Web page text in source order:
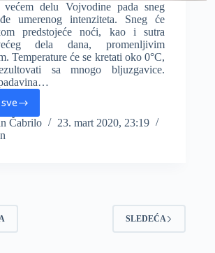
većem delu Vojvodine pada sneg
umerenog intenziteta. Sneg će
predstojeće noći, kao i sutra
dela dana, promenljivim
Temperature će se kretati oko 0°C,
sa mnogo bljuzgavice.
Čabrilo
23. mart 2020, 23:19
SLEDEĆA